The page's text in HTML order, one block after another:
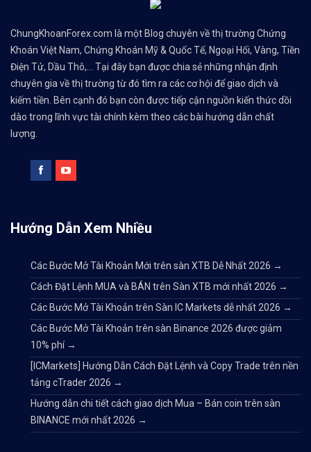
ChungKhoanForex.com là một Blog chuyên về thị trường Chứng
Khoán Việt Nam, Chứng Khoán Mỹ & Quốc Tế, Ngoại Hối, Vàng, Tiền
Điện Tử, Dầu Thô,... Tại đây bạn được chia sẻ những nhận định
chuyên gia về thị trường từ đó tìm ra các cơ hội để giao dịch và
kiếm tiền. Bên cạnh đó bạn còn được tiếp cận nguồn kiến thức dồi
dào trong lĩnh vực tài chính kèm theo các bài hướng dẫn chất
lượng.
Hướng Dẫn Xem Nhiều
Các Bước Mở Tài Khoản Mới trên sàn XTB Dễ Nhất 2026 →
Cách Đặt Lệnh MUA và BÁN trên Sàn XTB mới nhất 2026 →
Các Bước Mở Tài Khoản trên Sàn IC Markets dễ nhất 2026 →
Các Bước Mở Tài Khoản trên sàn Binance 2026 được giảm
10% phí →
[ICMarkets] Hướng Dẫn Cách Đặt Lệnh và Copy Trade trên nền
tảng cTrader 2026 →
Hướng dẫn chi tiết cách giao dịch Mua – Bán coin trên sàn
BINANCE mới nhất 2026 →